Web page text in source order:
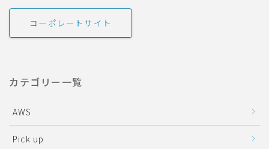
コーポレートサイト
カテゴリー一覧
AWS
Pick up